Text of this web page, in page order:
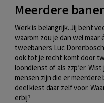
Meerdere
Werk is belangrijk. Jij bent
waarom zou je dan wel
tweebaners Luc
ook tot je recht komt door
loondienst of als zzp’er. Wist
mensen zijn die er
deel kiest daar zelf voor.
erbij?